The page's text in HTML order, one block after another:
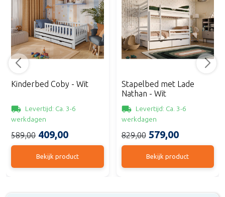
Kinderbed Coby - Wit
Levertijd: Ca. 3-6
werkdagen
409,00
589,00
Bekijk product
Stapelbed met Lade
Nathan - Wit
Levertijd: Ca. 3-6
werkdagen
579,00
829,00
Bekijk product